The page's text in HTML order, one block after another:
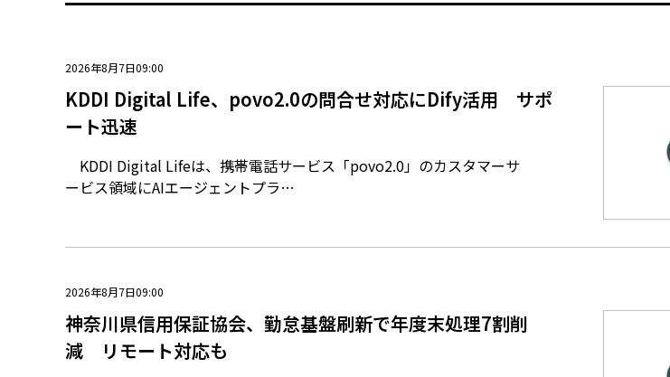
2026年8月7日09:00
KDDI Digital Life、povo2.0の問合せ対応にDify活用 サポ
ート迅速
KDDI Digital Lifeは、携帯電話サービス「povo2.0」のカスタマーサ
ービス領域にAIエージェントプラ…
2026年8月7日09:00
神奈川県信用保証協会、勤怠基盤刷新で年度末処理7割削
減 リモート対応も